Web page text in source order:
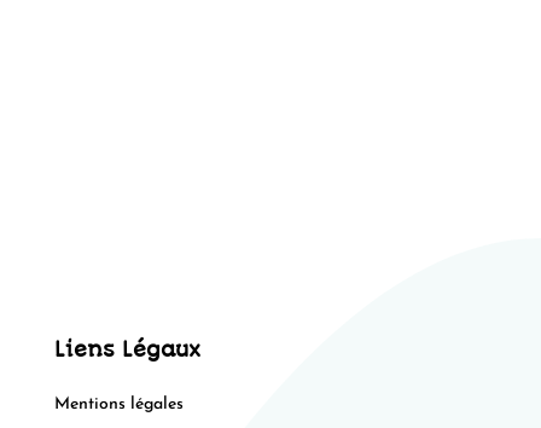
Liens Légaux
Mentions légales